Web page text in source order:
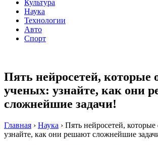
Культура
Наука
Технологии
Авто
Спорт
Пять нейросетей, которые
ученых: узнайте, как они
сложнейшие задачи!
Главная › Наука › Пять нейросетей,
узнайте, как они решают сложнейшие